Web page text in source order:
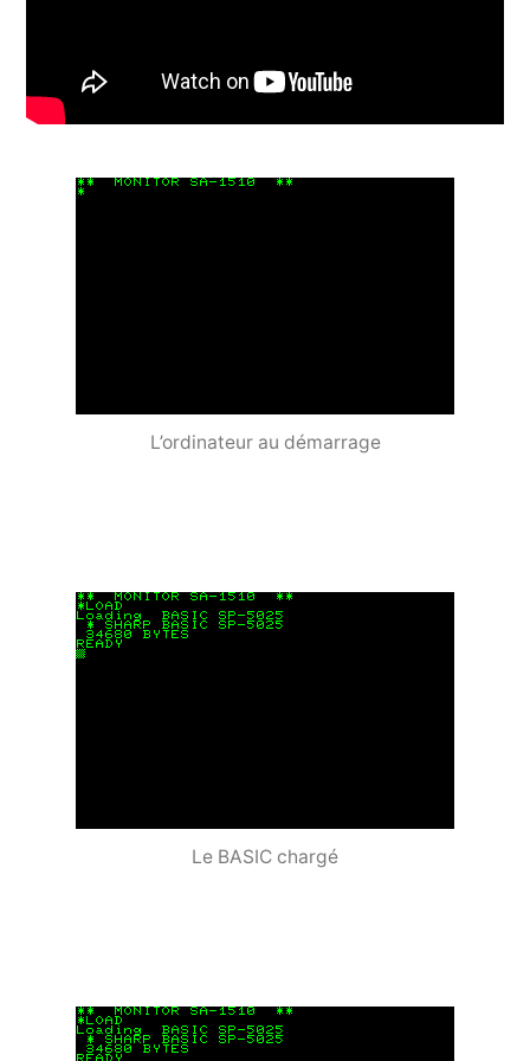
L’ordinateur au démarrage
Le BASIC chargé